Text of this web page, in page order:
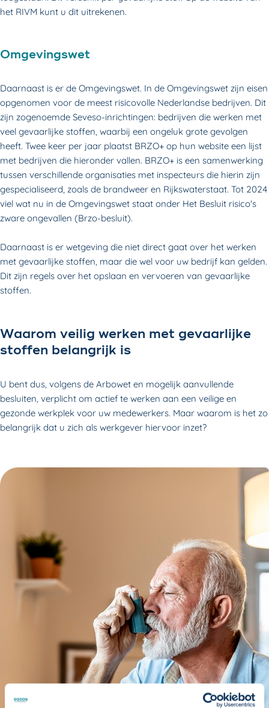
het RIVM kunt u dit uitrekenen.
Omgevingswet
Daarnaast is er de Omgevingswet. In de Omgevingswet zijn eisen
opgenomen voor de meest risicovolle Nederlandse bedrijven. Dit
zijn zogenoemde Seveso-inrichtingen: bedrijven die werken met
veel gevaarlijke stoffen, waarbij een ongeluk grote gevolgen
heeft. Twee keer per jaar plaatst BRZO+ op hun website een lijst
met bedrijven die hieronder vallen. BRZO+ is een samenwerking
tussen verschillende organisaties met inspecteurs die hierin zijn
gespecialiseerd, zoals de brandweer en Rijkswaterstaat. Tot 2024
viel wat nu in de Omgevingswet staat onder Het Besluit risico's
zware ongevallen (Brzo-besluit).
Daarnaast is er wetgeving die niet direct gaat over het werken
met gevaarlijke stoffen, maar die wel voor uw bedrijf kan gelden.
Dit zijn regels over het opslaan en vervoeren van gevaarlijke
stoffen.
Waarom veilig werken met gevaarlijke
stoffen belangrijk is
U bent dus, volgens de Arbowet en mogelijk aanvullende
besluiten, verplicht om actief te werken aan een veilige en
gezonde werkplek voor uw medewerkers. Maar waarom is het zo
belangrijk dat u zich als werkgever hiervoor inzet?